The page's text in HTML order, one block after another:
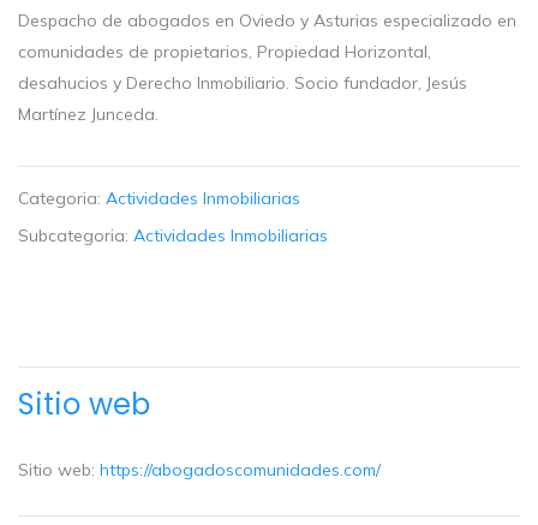
Despacho de abogados en Oviedo y Asturias especializado en
comunidades de propietarios, Propiedad Horizontal,
desahucios y Derecho Inmobiliario. Socio fundador, Jesús
Martínez Junceda.
Categoria: Actividades Inmobiliarias
Subcategoria: Actividades Inmobiliarias
Sitio web
Sitio web: https://abogadoscomunidades.com/